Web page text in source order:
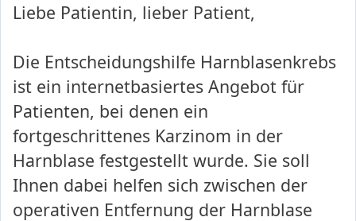
Liebe Patientin, lieber Patient,
Die Entscheidungshilfe Harnblasenkrebs
ist ein internetbasiertes Angebot für
Patienten, bei denen ein
fortgeschrittenes Karzinom in der
Harnblase festgestellt wurde. Sie soll
Ihnen dabei helfen sich zwischen der
operativen Entfernung der Harnblase